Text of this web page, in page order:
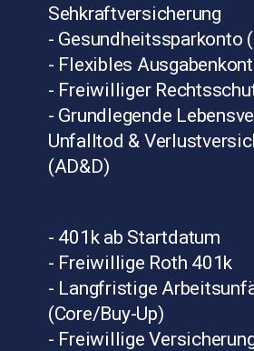
Sehkraftversicherung
- Gesundheitssparkonto
- Flexibles
- Freiwilliger
- Grundlegende
Unfalltod &
(AD&D)
- 401k ab Startdatum
- Freiwillige Roth 401k
- Langfristige
(Core/Buy-Up)
- Freiwillige